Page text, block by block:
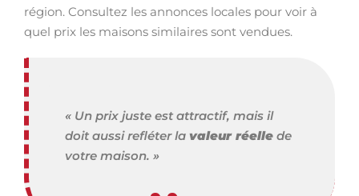
région. Consultez les annonces locales pour voir à
quel prix les maisons similaires sont vendues.
« Un prix juste est attractif, mais il
doit aussi refléter la valeur réelle de
votre maison. »